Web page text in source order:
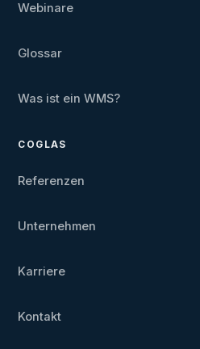
Webinare
Glossar
Was ist ein WMS?
COGLAS
Referenzen
Unternehmen
Karriere
Kontakt